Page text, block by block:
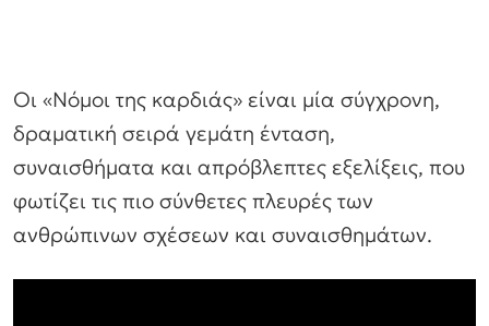
Οι «Νόμοι της καρδιάς» είναι μία σύγχρονη,
δραματική σειρά γεμάτη ένταση,
συναισθήματα και απρόβλεπτες εξελίξεις, που
φωτίζει τις πιο σύνθετες πλευρές των
ανθρώπινων σχέσεων και συναισθημάτων.